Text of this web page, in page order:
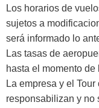
Los horarios de
sujetos a
será informado lo
Las tasas de
hasta el momento
La empresa y el
responsabilizan y no